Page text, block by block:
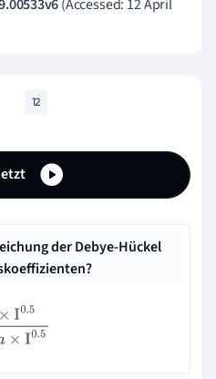
(Accessed: 12 April
12
der Debye-Hückel
×a×I0.5